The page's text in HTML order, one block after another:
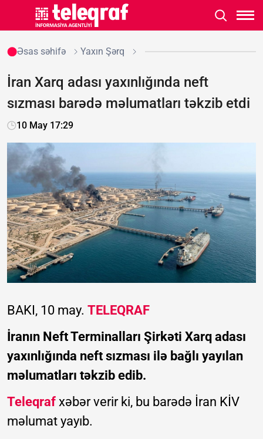
Əsas səhifə Yaxın Şərq
İran Xarq adası yaxınlığında neft
sızması barədə məlumatları təkzib etdi
10 May 17:29
BAKI, 10 may. TELEQRAF
İranın Neft Terminalları Şirkəti Xarq adası
yaxınlığında neft sızması ilə bağlı yayılan
məlumatları təkzib edib.
Teleqraf xəbər verir ki, bu barədə İran KİV
məlumat yayıb.